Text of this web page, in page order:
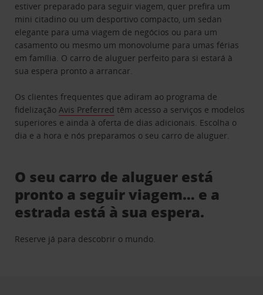
estiver preparado para seguir viagem, quer prefira um
mini citadino ou um desportivo compacto, um sedan
elegante para uma viagem de negócios ou para um
casamento ou mesmo um monovolume para umas férias
em família. O carro de aluguer perfeito para si estará à
sua espera pronto a arrancar.
Os clientes frequentes que adiram ao programa de
fidelizaçãoAvis Preferred têm acesso a serviços e modelos
superiores e ainda à oferta de dias adicionais. Escolha o
dia e a hora e nós preparamos o seu carro de aluguer.
O seu carro de aluguer está
pronto a seguir viagem… e a
estrada está à sua espera.
Reserve já para descobrir o mundo.